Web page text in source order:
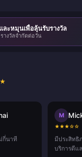
ะหมุนเพื่อลุ้นรับรางวัล
สูงสุด — รางวัลจำกัดต่อวัน
★
กี่นาที
M
★★★☆☆
มีประสิทธิ
บริการดีแ